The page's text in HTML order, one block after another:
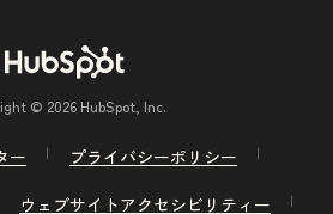
© 2026 HubSpot, Inc.
ー
プライバシーポリシー
ウェブサイトアクセシビリティー